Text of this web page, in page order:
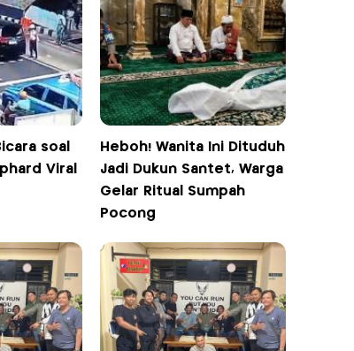
soal
Viral
Heboh! Wanita Ini Dituduh
Jadi Dukun Santet, Warga
Gelar Ritual Sumpah
Pocong